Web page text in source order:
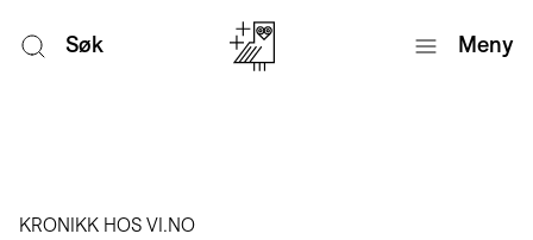
Søk Meny
KRONIKK HOS VI.NO